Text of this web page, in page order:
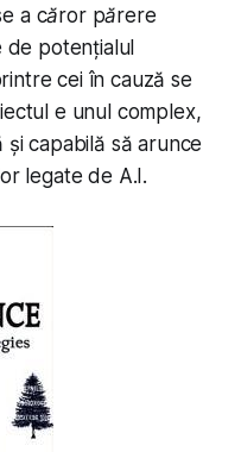
a căror părere
de potențialul
cei în cauză se
e unul complex,
capabilă să arunce
legate de A.I.